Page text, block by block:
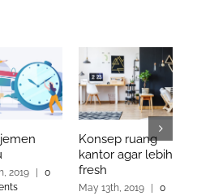
2019
0
Konsep ruang
kantor agar lebih
fresh
May 13th, 2019
0